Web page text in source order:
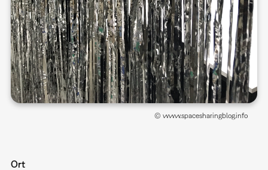
© www.spacesharingblog.info
Ort